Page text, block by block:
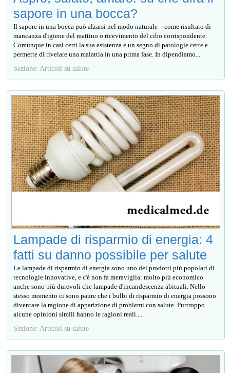
sapore in una bocca?
Il sapore in una bocca può alzarsi nel modo naturale – come risultato di
mancanza d'igiene del mattino o ricevimento del cibo corrispondente.
Comunque in casi certi la sua esistenza è un segno di patologie certe e
permette di rivelare una malattia in una prima fase. In dipendiamo...
Sezione: Articoli su salute
Lampade di risparmio di energia: 4
fatti su danno possibile per salute
Le lampade di risparmio di energia sono uno dei prodotti più popolari di
tecnologie innovative, e c'è non fa meraviglia: molto più economico
anche sono più durevoli che lampade d'incandescenza abituali. Nello
stesso momento ci sono paure che i bulbi di risparmio di energia possono
diventare la ragione di apparizione di problemi con salute. Purtroppo
alcune opinioni simili hanno le ragioni reali....
Sezione: Articoli su salute